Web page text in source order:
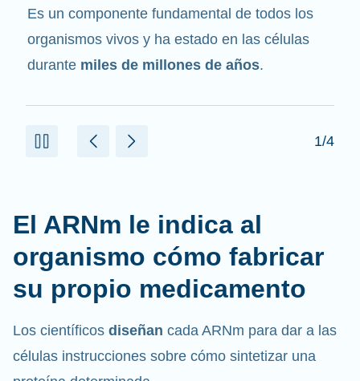
mensajero. Interactúa con otros componentes
de las células que ayudan a sintetizar las
proteínas.
2/4
El ARNm le indica al
organismo cómo fabricar
su propio medicamento
Los científicos diseñan cada ARNm para dar a las
células instrucciones sobre cómo sintetizar una